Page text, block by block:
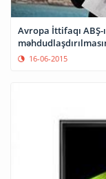
Avropa İttifaqı
16-06-2015